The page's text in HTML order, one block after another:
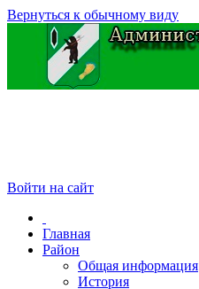
Вернуться к обычному виду
Войти на сайт
Главная
Район
Общая информация
История